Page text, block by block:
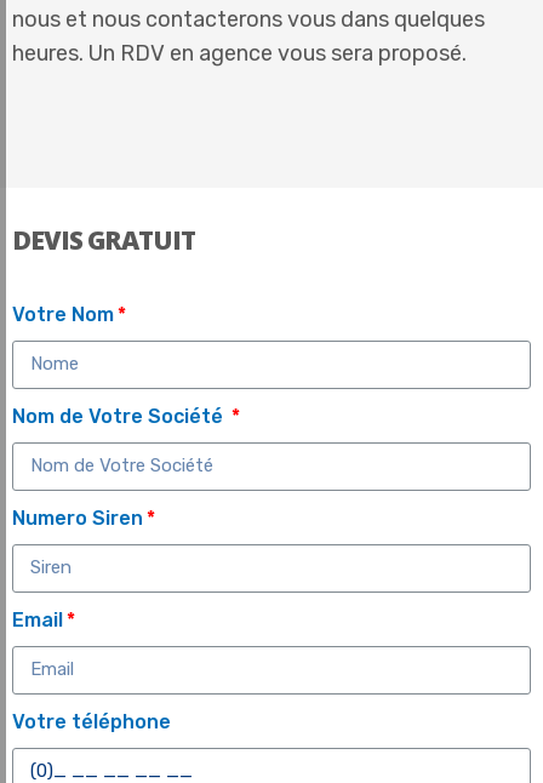
nous et nous contacterons vous dans quelques
heures. Un RDV en agence vous sera proposé.
DEVIS GRATUIT
Votre Nom
Nom de Votre Société
Numero Siren
Email
Votre téléphone